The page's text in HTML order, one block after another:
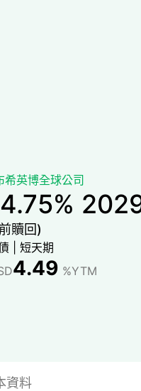
希英博全球公司
贖回)
短天期
4.49 %YTM
資料